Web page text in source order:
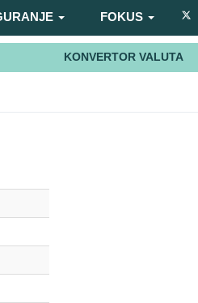
FOKUS
KONVERTOR VALUTA